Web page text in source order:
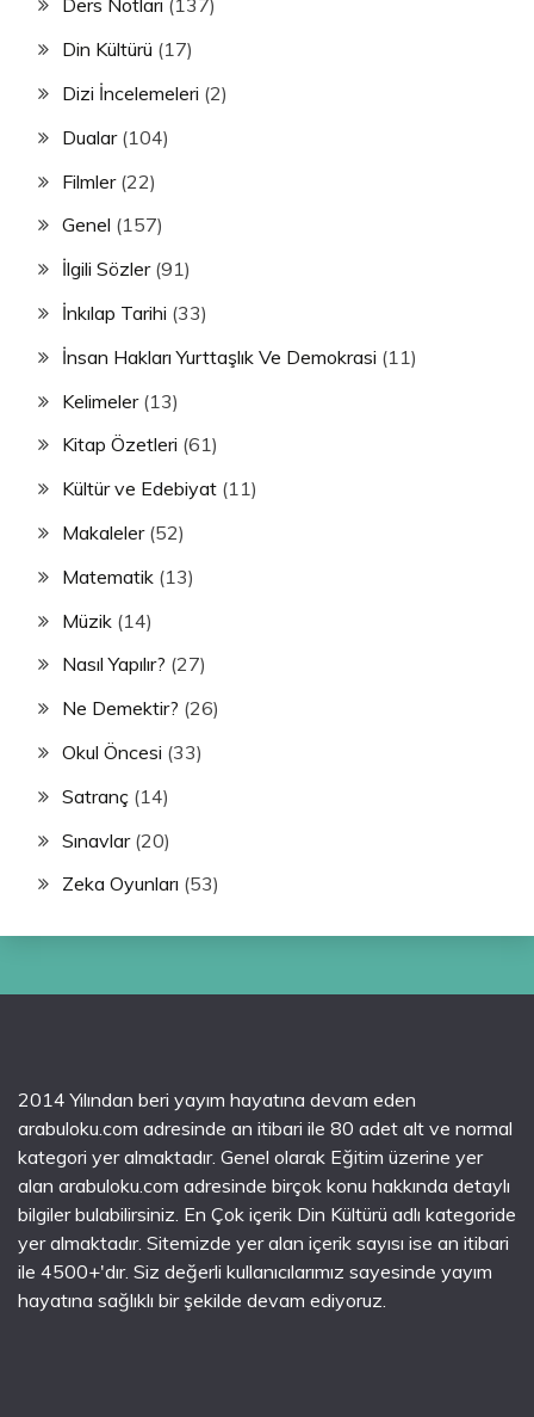
Ders Notları (137)
Din Kültürü (17)
Dizi İncelemeleri (2)
Dualar(104)
Filmler(22)
Genel (157)
İlgili Sözler(91)
İnkılap Tarihi (33)
İnsan Hakları Yurttaşlık Ve Demokrasi (11)
Kelimeler(13)
Kitap Özetleri (61)
Kültür ve Edebiyat (11)
Makaleler(52)
Matematik (13)
Müzik (14)
Nasıl Yapılır? (27)
Ne Demektir? (26)
Okul Öncesi (33)
Satranç (14)
Sınavlar(20)
Zeka Oyunları (53)
2014 Yılından beri yayım hayatına devam eden
arabuloku.com adresinde an itibari ile 80 adet alt ve normal
kategori yer almaktadır. Genel olarak Eğitim üzerine yer
alan arabuloku.com adresinde birçok konu hakkında detaylı
bilgiler bulabilirsiniz. En Çok içerik Din Kültürü adlı kategoride
yer almaktadır. Sitemizde yer alan içerik sayısı ise an itibari
ile 4500+'dır. Siz değerli kullanıcılarımız sayesinde yayım
hayatına sağlıklı bir şekilde devam ediyoruz.